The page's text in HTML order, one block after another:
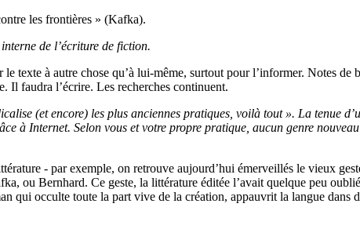
les frontières » (Kafka).
de l’écriture de fiction.
texte à autre chose qu’à lui-même, surtout pour l’informer. Notes
Il faudra l’écrire. Les recherches continuent.
(et encore) les plus anciennes pratiques, voilà tout ». La tenue
à Internet. Selon vous et votre propre pratique, aucun genre
- par exemple, on retrouve aujourd’hui émerveillés le vieux
ou Bernhard. Ce geste, la littérature éditée l’avait quelque peu
qui occulte toute la part vive de la création, appauvrit la langue dans